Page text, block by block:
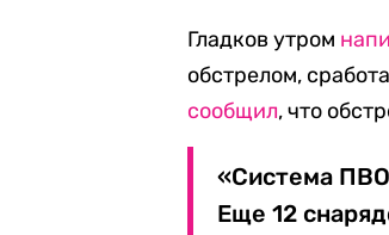
Гладков утром
обстрелом,
сообщил, что
«Система
Еще 12